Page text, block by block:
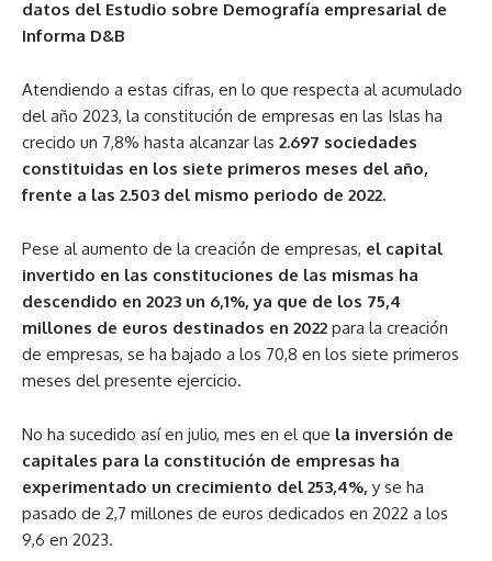
datos del Estudio sobre Demografía empresarial de
Informa D&B
Atendiendo a estas cifras, en lo que respecta al acumulado
del año 2023, la constitución de empresas en las Islas ha
crecido un 7,8% hasta alcanzar las 2.697 sociedades
constituidas en los siete primeros meses del año,
frente a las 2.503 del mismo periodo de 2022.
Pese al aumento de la creación de empresas, el capital
invertido en las constituciones de las mismas ha
descendido en 2023 un 6,1%, ya que de los 75,4
millones de euros destinados en 2022 para la creación
de empresas, se ha bajado a los 70,8 en los siete primeros
meses del presente ejercicio.
No ha sucedido así en julio, mes en el que la inversión de
capitales para la constitución de empresas ha
experimentado un crecimiento del 253,4%, y se ha
pasado de 2,7 millones de euros dedicados en 2022 a los
9,6 en 2023.